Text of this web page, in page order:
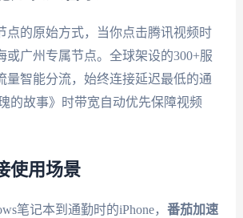
点的原始方式，当你点击腾讯视频时
或广州专属节点。全球架设的300+服
量智能分流，始终连接延迟最低的通
的故事》时带宽自动优先保障视频
使用场景
笔记本到通勤时的iPhone， 番茄加速